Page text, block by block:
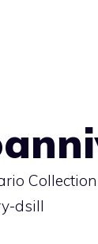
Collection
dsill